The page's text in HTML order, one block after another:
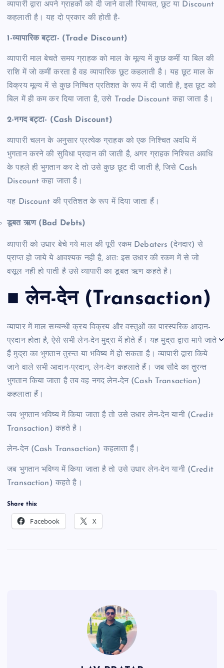
व्यापारी द्वारा अपने ग्राहकों को दी जाने वाली रियायत, छूट या Discount
कहलाती है। यह दो प्रकार की होती है-
1-व्यापारिक बट्टा- (Trade Discount)
व्यापारी माल बेचते समय ग्राहक को माल के मूल्य में कुछ कमीं या बिल की
राशि में जो कमीं करता है वह व्यापारिक छूट कहलाती है। यह छूट माल के
विक्रय मूल्य में से कुछ निष्चित प्रतिशत के रूप में दी जाती है, इस छूट को
बिल में ही कम कर दिया जाता है, उसे Trade Discount कहा जाता है।
2-नगद बट्टा- (Cash Discount)
व्यापारी चलन के अनुसार प्रत्येक ग्राहक को एक निश्चित अवधि में
भुगतान करने की सुविधा प्रदान की जाती है, अगर ग्राहक निश्चित अवधि
के पहले ही भुगतान कर दे तो उसे कुछ छूट दी जाती है, जिसे Cash
Discount कहा जाता है।
यह Discount की प्रतिशत के रूप में दिया जाता हैं।
डूबत ऋण (Bad Debts)
व्यापारी को उधार बेचे गये माल की पूरी रकम Debaters (देनदार) से
प्राप्त हो जाये ये आवश्यक नही है, अतः इस उधार की रकम में से जो
वसूल नही हो पाती है उसे व्यापारी का डूबत ऋण कहते है।
■ लेन-देन (Transaction)
व्यापार में माल सम्बन्धी क्रय विक्रय और वस्तुओं का पारस्परिक आदान-
प्रदान होता है, ऐसे सभी लेन-देन मुद्रा में होते हैं। यह मुद्रा द्वारा मापे जाते
हैं मुद्रा का भुगतान तुरन्त या भविष्य में हो सकता है। व्यापारी द्वारा किये
जाने वाले सभी आदान-प्रदान, लेन-देन कहलाते हैं। जब सौदे का तुरन्त
भुगतान किया जाता है तब वह नगद लेन-देन (Cash Transaction)
कहलाता हैं।
जब भुगतान भविष्य में किया जाता है तो उसे उधार लेन-देन यानी (Credit
Transaction) कहते है।
लेन-देन (Cash Transaction) कहलाता हैं।
जब भुगतान भविष्य में किया जाता है तो उसे उधार लेन-देन यानी (Credit
Transaction) कहते है।
Share this:
Facebook X